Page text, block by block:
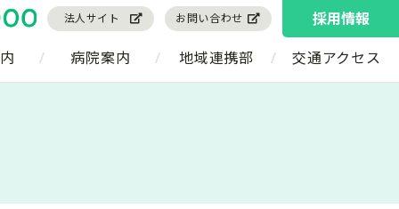
法人サイト お問い合わせ
採用情報
病院案内 地域連携部 交通アクセス